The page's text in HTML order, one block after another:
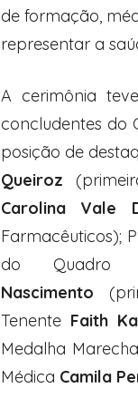
de formação,
representar a
A cerimônia
concludentes do
posição de
Queiroz
Carolina Vale
Farmacêuticos);
do Quadro
Nascimento
Tenente Faith
Medalha
Médica Camila